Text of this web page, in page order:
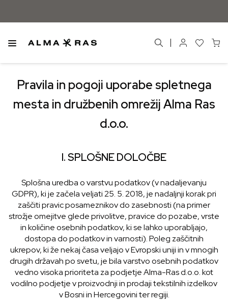
Pravila in pogoji uporabe spletnega
mesta in družbenih omrežij Alma Ras
d.o.o.
I. SPLOŠNE DOLOČBE
Splošna uredba o varstvu podatkov (v nadaljevanju
GDPR), ki je začela veljati 25. 5. 2018, je nadaljnji korak pri
zaščiti pravic posameznikov do zasebnosti (na primer
strožje omejitve glede privolitve, pravice do pozabe, vrste
in količine osebnih podatkov, ki se lahko uporabljajo,
dostopa do podatkov in varnosti). Poleg zaščitnih
ukrepov, ki že nekaj časa veljajo v Evropski uniji in v mnogih
drugih državah po svetu, je bila varstvo osebnih podatkov
vedno visoka prioriteta za podjetje Alma-Ras d.o.o. kot
vodilno podjetje v proizvodnji in prodaji tekstilnih izdelkov
v Bosni in Hercegovini ter regiji.